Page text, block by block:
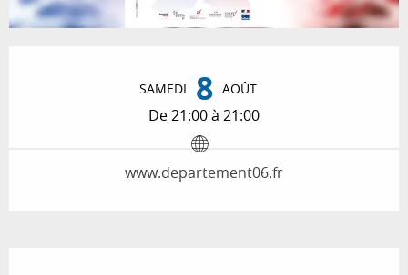
SAMEDI 8 AOÛT
De 21:00 à 21:00
www.departement06.fr